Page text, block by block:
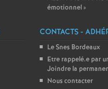
émotionnel»
CONTACTS -
Le Snes Bordeaux
Etre rappelé.e par
Joindre la
Nous contacter